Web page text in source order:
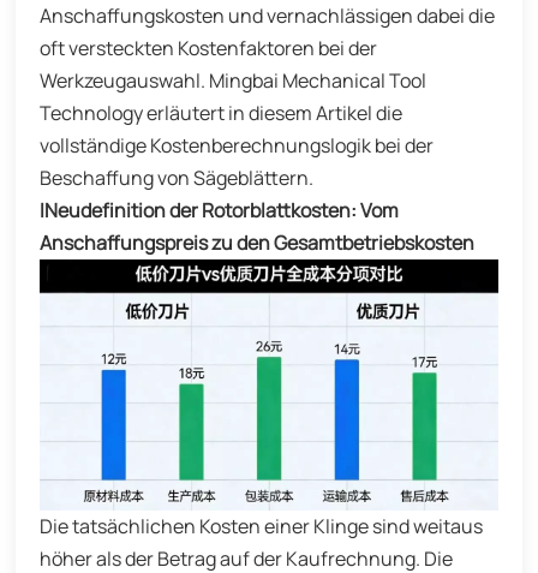
Anschaffungskosten und vernachlässigen dabei die
oft versteckten Kostenfaktoren bei der
Werkzeugauswahl. Mingbai Mechanical Tool
Technology erläutert in diesem Artikel die
vollständige Kostenberechnungslogik bei der
Beschaffung von Sägeblättern.
INeudefinition der Rotorblattkosten: Vom
Anschaffungspreis zu den Gesamtbetriebskosten
Die tatsächlichen Kosten einer Klinge sind weitaus
höher als der Betrag auf der Kaufrechnung. Die